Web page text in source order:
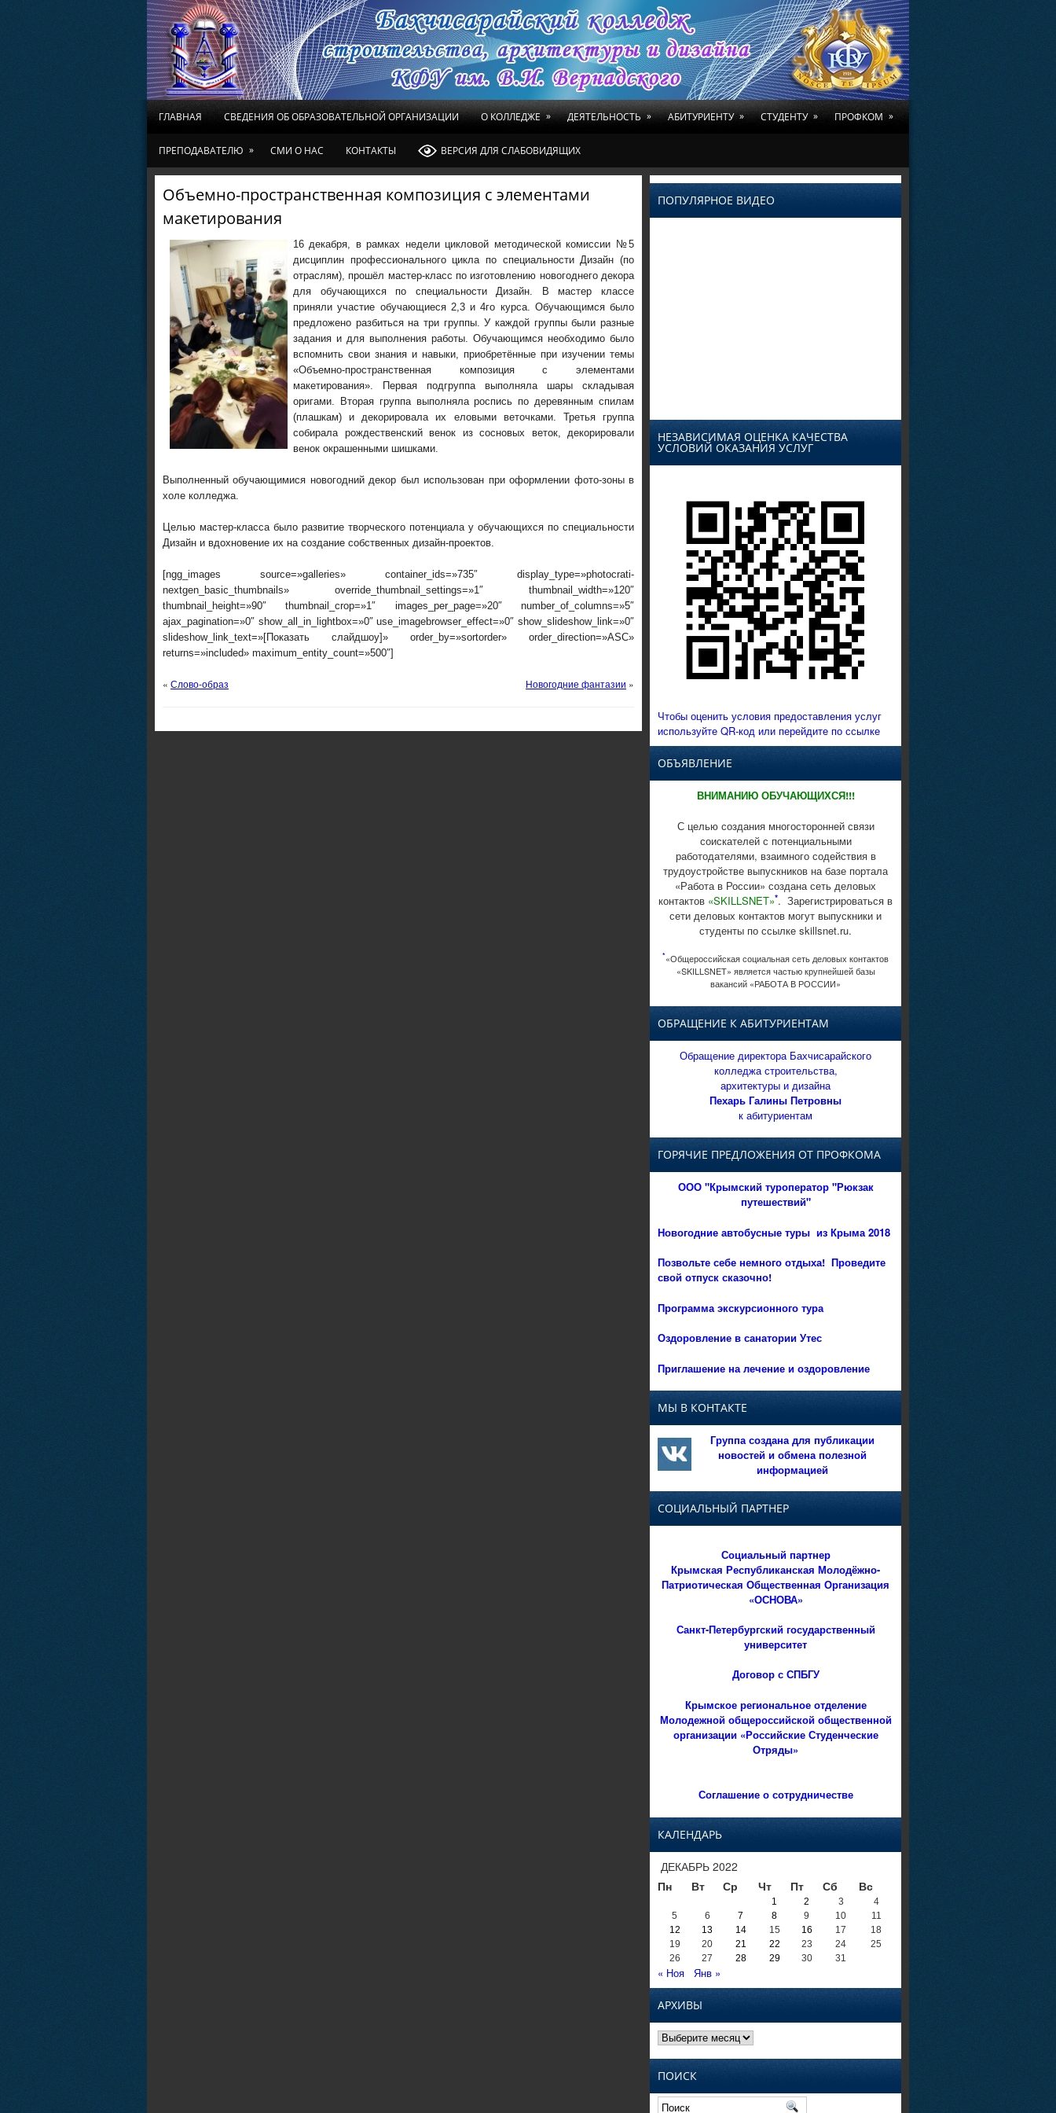
ГЛАВНАЯ СВЕДЕНИЯ ОБ ОБРАЗОВАТЕЛЬНОЙ ОРГАНИЗАЦИИ О КОЛЛЕДЖЕ » ДЕЯТЕЛЬНОСТЬ » АБИТУРИЕНТУ » СТУДЕНТУ » ПРОФКОМ »
ПРЕПОДАВАТЕЛЮ » СМИ О НАС КОНТАКТЫ ВЕРСИЯ ДЛЯ СЛАБОВИДЯЩИХ
Объемно-пространственная композиция с элементами
макетирования
16 декабря, в рамках недели цикловой методической комиссии №5
дисциплин профессионального цикла по специальности Дизайн (по
отраслям), прошёл мастер-класс по изготовлению новогоднего декора
для обучающихся по специальности Дизайн. В мастер классе
приняли участие обучающиеся 2,3 и 4го курса. Обучающимся было
предложено разбиться на три группы. У каждой группы были разные
задания и для выполнения работы. Обучающимся необходимо было
вспомнить свои знания и навыки, приобретённые при изучении темы
«Объемно-пространственная композиция с элементами
макетирования». Первая подгруппа выполняла шары складывая
оригами. Вторая группа выполняла роспись по деревянным спилам
(плашкам) и декорировала их еловыми веточками. Третья группа
собирала рождественский венок из сосновых веток, декорировали
венок окрашенными шишками.
Выполненный обучающимися новогодний декор был использован при оформлении фото-зоны в
холе колледжа.
Целью мастер-класса было развитие творческого потенциала у обучающихся по специальности
Дизайн и вдохновение их на создание собственных дизайн-проектов.
[ngg_images source=»galleries» container_ids=»735″ display_type=»photocrati-
nextgen_basic_thumbnails» override_thumbnail_settings=»1″ thumbnail_width=»120″
thumbnail_height=»90″ thumbnail_crop=»1″ images_per_page=»20″ number_of_columns=»5″
ajax_pagination=»0″ show_all_in_lightbox=»0″ use_imagebrowser_effect=»0″ show_slideshow_link=»0″
slideshow_link_text=»[Показать слайдшоу]» order_by=»sortorder» order_direction=»ASC»
returns=»included» maximum_entity_count=»500″]
« Слово-образ Новогодние фантазии »
ПОПУЛЯРНОЕ ВИДЕО
НЕЗАВИСИМАЯ ОЦЕНКА КАЧЕСТВА
УСЛОВИЙ ОКАЗАНИЯ УСЛУГ
Чтобы оценить условия предоставления услуг
используйте QR-код или перейдите по ссылке
ОБЪЯВЛЕНИЕ
ВНИМАНИЮ ОБУЧАЮЩИХСЯ!!!
С целью создания многосторонней связи
соискателей с потенциальными
работодателями, взаимного содействия в
трудоустройстве выпускников на базе портала
«Работа в России» создана сеть деловых
контактов «SKILLSNET»*. Зарегистрироваться в
сети деловых контактов могут выпускники и
студенты по ссылке skillsnet.ru.
*«Общероссийская социальная сеть деловых контактов
«SKILLSNET» является частью крупнейшей базы
вакансий «РАБОТА В РОССИИ»
ОБРАЩЕНИЕ К АБИТУРИЕНТАМ
Обращение директора Бахчисарайского
колледжа строительства,
архитектуры и дизайна
Пехарь Галины Петровны
к абитуриентам
ГОРЯЧИЕ ПРЕДЛОЖЕНИЯ ОТ ПРОФКОМА
ООО "Крымский туроператор "Рюкзак
путешествий"
Новогодние автобусные туры из Крыма 2018
Позвольте себе немного отдыха! Проведите
свой отпуск сказочно!
Программа экскурсионного тура
Оздоровление в санатории Утес
Приглашение на лечение и оздоровление
МЫ В КОНТАКТЕ
Группа создана для публикации
новостей и обмена полезной
информацией
СОЦИАЛЬНЫЙ ПАРТНЕР
Социальный партнер
Крымская Республиканская Молодёжно-
Патриотическая Общественная Организация
«ОСНОВА»
Санкт-Петербургский государственный
университет
Договор с СПБГУ
Крымское региональное отделение
Молодежной общероссийской общественной
организации «Российские Студенческие
Отряды»
Соглашение о сотрудничестве
КАЛЕНДАРЬ
ДЕКАБРЬ 2022
Пн
Вт Ср Чт Пт Сб Вс
1 2 3
4
5
6 7 8 9 10
11
12
13 14 15 16 17
18
19
20 21 22 23 24
25
26
27 28 29 30 31
« Ноя Янв »
АРХИВЫ
Архивы
ПОИСК